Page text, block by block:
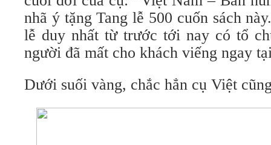
nhã ý tặng Tang lễ 500 cuốn sách
lễ duy nhất từ trước tới nay có tổ
người đã mất cho khách viếng ngay
Dưới suối vàng, chắc hẳn cụ Việt